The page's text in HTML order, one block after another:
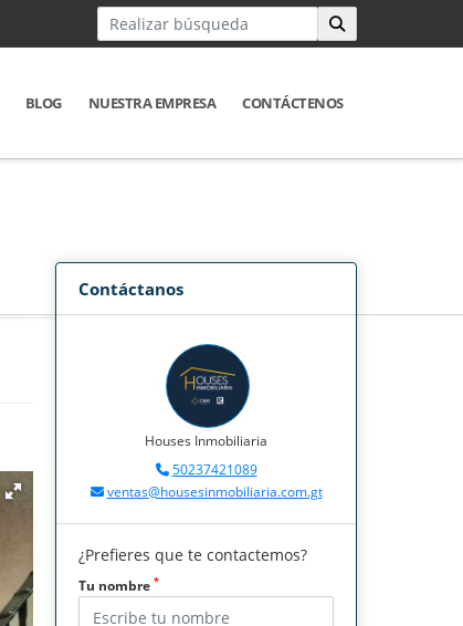
BLOG NUESTRA EMPRESA CONTÁCTENOS
Contáctanos
Houses Inmobiliaria
50237421089
ventas@housesinmobiliaria.com.gt
¿Prefieres que te contactemos?
Tu nombre *